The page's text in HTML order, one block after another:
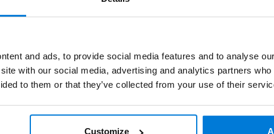
and ads, to provide social media features and to analyse
with our social media, advertising and analytics partners
to them or that they’ve collected from your use of their
Customize
Informationen